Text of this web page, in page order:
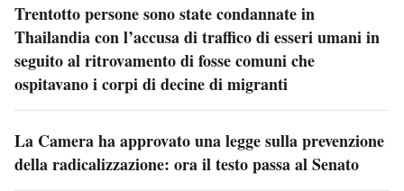
Trentotto persone sono state condannate in
Thailandia con l’accusa di traffico di esseri umani in
seguito al ritrovamento di fosse comuni che
ospitavano i corpi di decine di migranti
La Camera ha approvato una legge sulla prevenzione
della radicalizzazione: ora il testo passa al Senato